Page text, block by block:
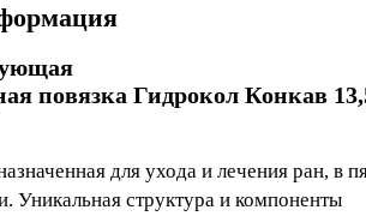
повязка Гидрокол Конкав
для ухода и лечения ран, в
Уникальная структура и компоненты